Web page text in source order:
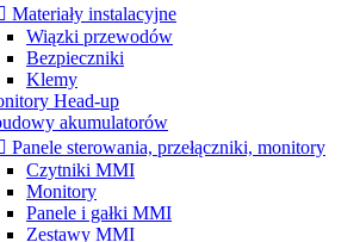
Materiały instalacyjne
Wiązki przewodów
Bezpieczniki
Klemy
Head-up
akumulatorów
Panele sterowania, przełączniki, monitory
Czytniki MMI
Monitory
Panele i gałki MMI
Zestawy MMI